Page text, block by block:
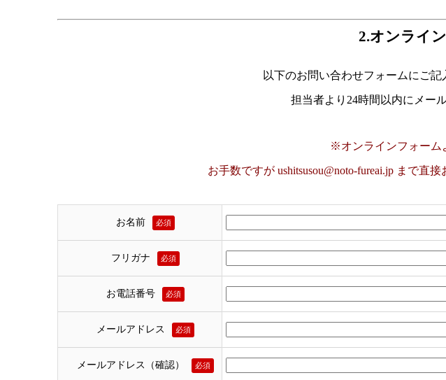
2.オンライ
以下のお問い合わせフォームにご記
担当者より24時間以内にメー
※オンラインフォーム
お手数ですが ushitsusou@noto-fureai.jp まで直接
お名前 必須
フリガナ 必須
お電話番号 必須
メールアドレス 必須
メールアドレス（確認） 必須